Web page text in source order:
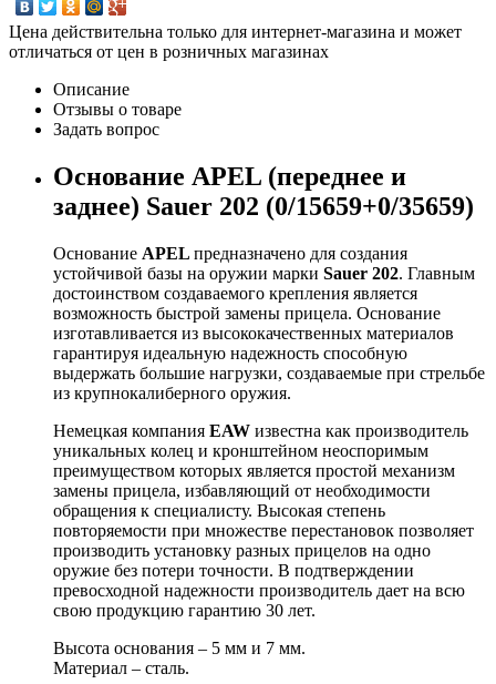
Цена действительна только для интернет-магазина и может
отличаться от цен в розничных магазинах
Описание
Отзывы о товаре
Задать вопрос
Основание APEL (переднее и
заднее) Sauer 202 (0/15659+0/35659)
Основание APEL предназначено для создания
устойчивой базы на оружии марки Sauer 202. Главным
достоинством создаваемого крепления является
возможность быстрой замены прицела. Основание
изготавливается из высококачественных материалов
гарантируя идеальную надежность способную
выдержать большие нагрузки, создаваемые при стрельбе
из крупнокалиберного оружия.
Немецкая компания EAW известна как производитель
уникальных колец и кронштейном неоспоримым
преимуществом которых является простой механизм
замены прицела, избавляющий от необходимости
обращения к специалисту. Высокая степень
повторяемости при множестве перестановок позволяет
производить установку разных прицелов на одно
оружие без потери точности. В подтверждении
превосходной надежности производитель дает на всю
свою продукцию гарантию 30 лет.
Высота основания – 5 мм и 7 мм.
Материал – сталь.